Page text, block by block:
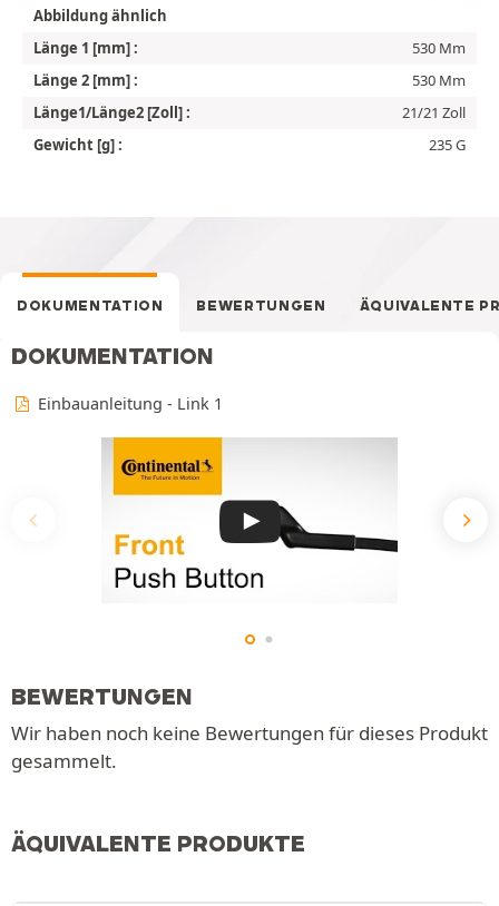
Abbildung ähnlich
Länge 1 [mm] :
530 Mm
Länge 2 [mm] :
530 Mm
Länge1/Länge2 [Zoll] :
21/21 Zoll
Gewicht [g] :
235 G
DOKUMENTATION BEWERTUNGEN ÄQUIVALENTE
DOKUMENTATION
Einbauanleitung - Link 1
BEWERTUNGEN
Wir haben noch keine Bewertungen für dieses Produkt
gesammelt.
ÄQUIVALENTE PRODUKTE